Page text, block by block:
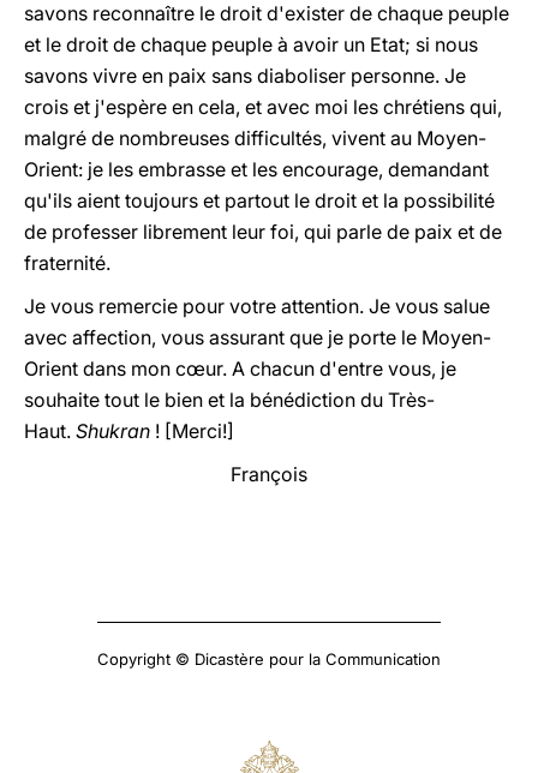
savons reconnaître le droit d'exister de chaque peuple
et le droit de chaque peuple à avoir un Etat; si nous
savons vivre en paix sans diaboliser personne. Je
crois et j'espère en cela, et avec moi les chrétiens qui,
malgré de nombreuses difficultés, vivent au Moyen-
Orient: je les embrasse et les encourage, demandant
qu'ils aient toujours et partout le droit et la possibilité
de professer librement leur foi, qui parle de paix et de
fraternité.
Je vous remercie pour votre attention. Je vous salue
avec affection, vous assurant que je porte le Moyen-
Orient dans mon cœur. A chacun d'entre vous, je
souhaite tout le bien et la bénédiction du Très-
Haut. Shukran ! [Merci!]
François
Copyright © Dicastère pour la Communication